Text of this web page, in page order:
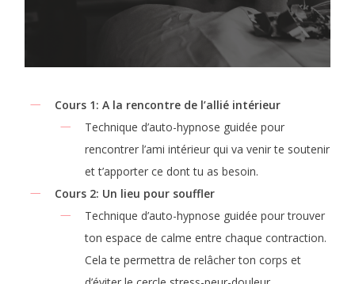
Cours 1: A la rencontre de l’allié intérieur
Technique d’auto-hypnose guidée pour
rencontrer l’ami intérieur qui va venir te soutenir
et t’apporter ce dont tu as besoin.
Cours 2: Un lieu pour souffler
Technique d’auto-hypnose guidée pour trouver
ton espace de calme entre chaque contraction.
Cela te permettra de relâcher ton corps et